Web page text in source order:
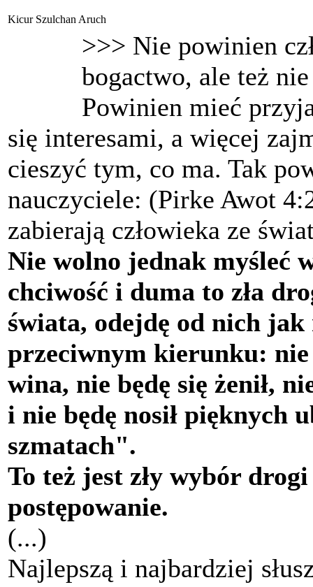
Kicur Szulchan Aruch
>>> Nie powinien
bogactwo, ale też
Powinien mieć
się interesami, a więcej
cieszyć tym, co ma. Tak
nauczyciele: (Pirke Awot
zabierają człowieka ze
Nie wolno jednak myśleć
chciwość i duma to zła
świata, odejdę od nich
przeciwnym kierunku: nie
wina, nie będę się żenił,
i nie będę nosił pięknych
szmatach".
To też jest zły wybór
postępowanie.
(...)
Najlepszą i najbardziej